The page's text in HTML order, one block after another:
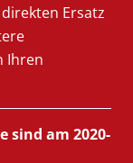
Ersatz
Ihren
sind am 2020-